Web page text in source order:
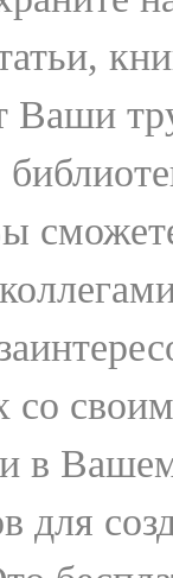
Ваши
со
в
для